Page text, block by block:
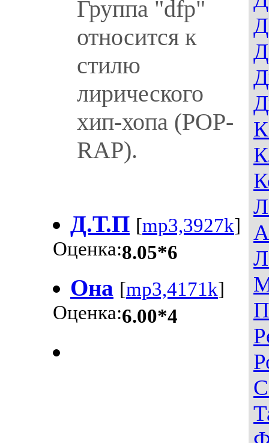
Группа "dfp"
относится к
стилю
лирического
хип-хопа (POP-
RAP).
Д.Т.П [mp3,3927k]
Оценка:8.05*6
Она [mp3,4171k]
Оценка:6.00*4